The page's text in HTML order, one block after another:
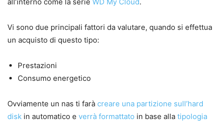
Vi sono due principali fattori da valutare, quando si effettua
un acquisto di questo tipo:
Prestazioni
Consumo energetico
Ovviamente un nas ti farà creare una partizione sull’hard
disk in automatico e verrà formattato in base alla tipologia